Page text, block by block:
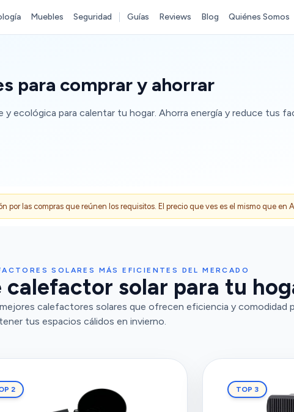
Muebles Seguridad Guías Reviews Blog Quiénes Somos
para comprar y ahorrar
para calentar tu hogar. Ahorra energía y reduce tus
por las compras que reúnen los requisitos. El precio que ves es el mismo que en
SOLARES MÁS EFICIENTES DEL MERCADO
calefactor solar para tu
calefactores solares que ofrecen eficiencia y comodidad
tus espacios cálidos en invierno.
2 TOP 3